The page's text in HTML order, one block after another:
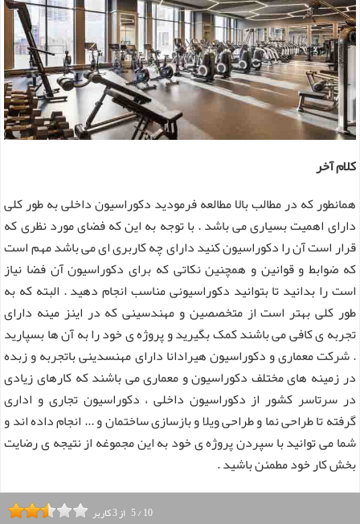
کلام آخر
همانطور که در مطالب بالا مطالعه فرمودید دکوراسیون داخلی به طور کلی
دارای اهمیت بسیاری می باشد . با توجه به این که فضای مورد نظری که
قرار است آن را دکوراسیون کنید دارای چه کاربری ای می باشد مهم است
که ضوابط و قوانین و همچنین نکاتی که برای دکوراسیون آن فضا نیاز
است را بدانید تا بتوانید دکوراسیونی مناسب انجام دهید . البته که به
طور کلی بهتر است از متخصصین و مهندسینی که در اینز مینه دارای
تجربه ی کافی می باشند کمک بگیرید و پروژه ی خود را به آن ها بسپارید
. شرکت معماری و دکوراسیون هیرادانا دارای مهنسدینی باتجربه و زبده
در زمینه های مختلف دکوراسیون و معماری می باشند که کارهای زیادی
در سرتاسر کشور از دکوراسیون داخلی ، دکوراسیون تجاری و اداری
گرفته تا طراحی نما و طراحی ویلا و بازسازی ساختمان و ... انجام داده اند و
شما می توانید با سپردن پروژه ی خود به این مجموغه از نتیجه ی رضایت
بخش کار خود مطمئن باشید .
5/10 از3کاربر